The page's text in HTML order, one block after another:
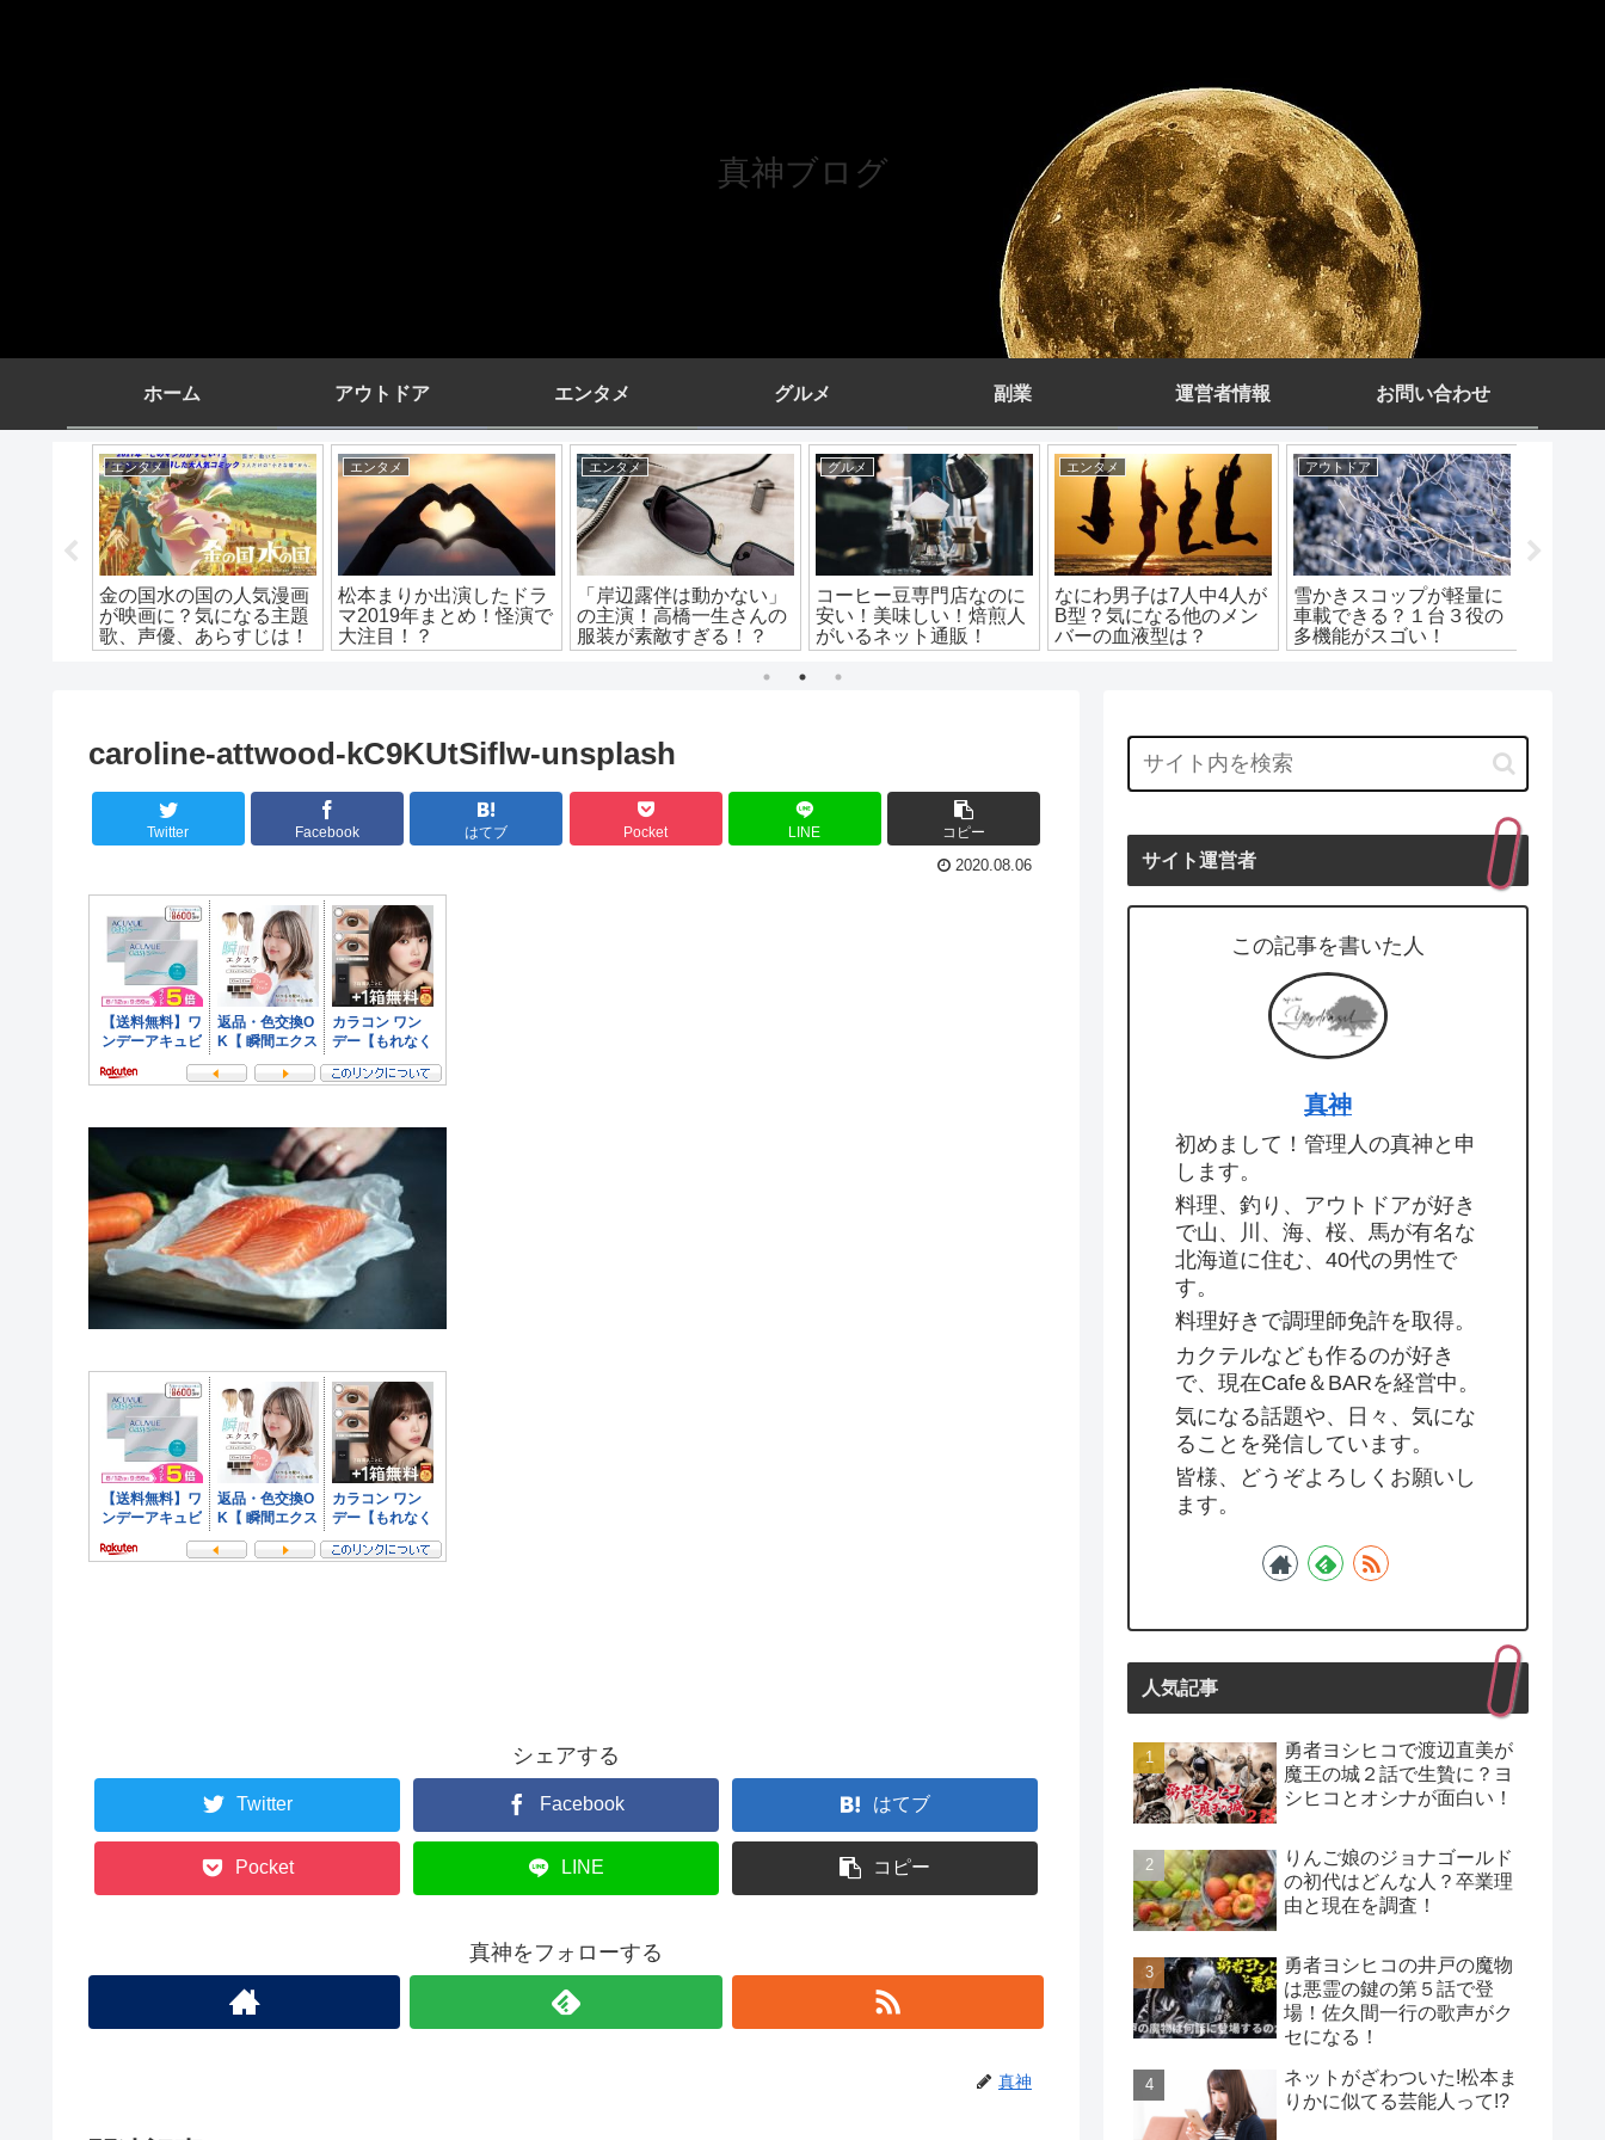
真神ブログ
ホーム アウトドア エンタメ グルメ 副業 運営者情報 お問い合わせ
エンタメ
勇者ヨシヒコで渡辺直美
が魔王の城２話で生贄
に？ヨシヒコとオシナが
面白い！
エンタメ
シンガーソングライター
琴音がアニメの主題歌に
決定!音楽チャンプの素顔
とは？
エンタメ
ネットがざわついた!松本
まりかに似てる芸能人っ
て!?
エンタメ
ミスドが「ハートのドー
ナツ」をベルギーの老舗
ブランドと限定コラボ
エンタメ
仮面ライダードライブで
共演した馬場ふみかと内
田理央が天使すぎる！
アウトドア
北海道チカ釣りするなら
サビキ仕掛けがオスス
メ？エサ無しで釣る方法
とは？
caroline-attwood-kC9KUtSiflw-unsplash
Twitter Facebook はてブ Pocket LINE コピー
2020.08.06
シェアする
Twitter Facebook はてブ
Pocket LINE コピー
真神をフォローする
真神
サイト運営者
この記事を書いた人
真神
初めまして！管理人の真神と申
します。
料理、釣り、アウトドアが好き
で山、川、海、桜、馬が有名な
北海道に住む、40代の男性で
す。
料理好きで調理師免許を取得。
カクテルなども作るのが好き
で、現在Cafe＆BARを経営中。
気になる話題や、日々、気にな
ることを発信しています。
皆様、どうぞよろしくお願いし
ます。
人気記事
勇者ヨシヒコで渡辺直美が
魔王の城２話で生贄に？ヨ
シヒコとオシナが面白い！
りんご娘のジョナゴールド
の初代はどんな人？卒業理
由と現在を調査！
勇者ヨシヒコの井戸の魔物
は悪霊の鍵の第５話で登
場！佐久間一行の歌声がク
セになる！
ネットがざわついた!松本ま
りかに似てる芸能人って!?